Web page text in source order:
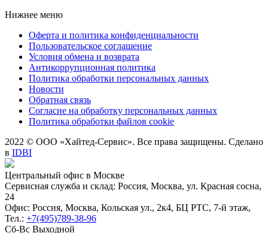
Нижнее меню
Оферта и политика конфиденциальности
Пользовательское соглашение
Условия обмена и возврата
Антикоррупционная политика
Политика обработки персональных данных
Новости
Обратная связь
Согласие на обработку персональных данных
Политика обработки файлов cookie
2022 © ООО «Хайтед-Сервис». Все права защищены. Сделано
в IDBI
Центральный офис в Москве
Сервисная служба и склад: Россия, Москва, ул. Красная сосна,
24
Офис: Россия, Москва, Кольская ул., 2к4, БЦ РТС, 7-й этаж,
Тел.: +7(495)789-38-96
Сб-Вс Выходной